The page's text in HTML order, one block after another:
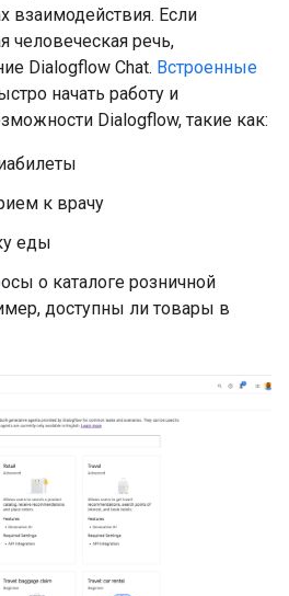
взаимодействия. Если
человеческая речь,
Dialogflow Chat. Встроенные
начать работу и
Dialogflow, такие как:
к врачу
еды
о каталоге розничной
доступны ли товары в